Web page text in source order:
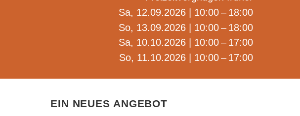
Sa, 12.09.2026 | 10:00 – 18:00
So, 13.09.2026 | 10:00 – 18:00
Sa, 10.10.2026 | 10:00 – 17:00
So, 11.10.2026 | 10:00 – 17:00
Ein neues Angebot